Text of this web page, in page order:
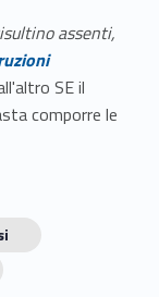
assenti,
SE il
comporre le